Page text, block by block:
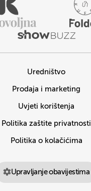
Uredništvo
Prodaja i marketing
Uvjeti korištenja
Politika zaštite privatnosti
Politika o kolačićima
Upravljanje obavijestima